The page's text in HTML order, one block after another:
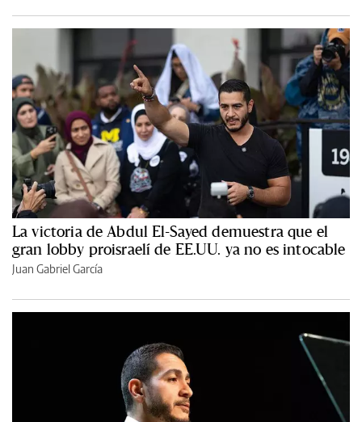
La victoria de Abdul El-Sayed demuestra que el
gran lobby proisraelí de EE.UU. ya no es intocable
Juan Gabriel García